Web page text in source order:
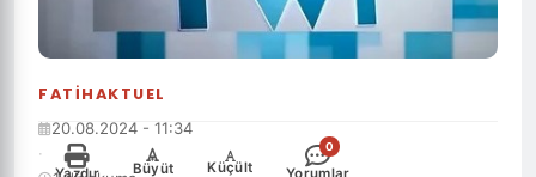
FATIHAKTUEL
20.08.2024 - 11:34
·
Yazdır
+
Büyüt
-
Küçült
0
Yorumlar